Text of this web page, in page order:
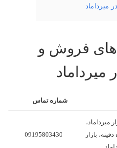
میرداماد
های فروش و
میرداماد
شماره تماس
میرداماد،
بازار
09195803430